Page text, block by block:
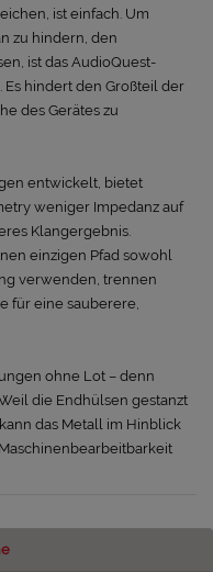
ist einfach. Um
zu hindern, den
ist das AudioQuest-
hindert den Großteil der
des Gerätes zu
entwickelt, bietet
weniger Impedanz auf
Klangergebnis.
einzigen Pfad sowohl
verwenden, trennen
für eine sauberere,
ohne Lot – denn
die Endhülsen gestanzt
das Metall im Hinblick